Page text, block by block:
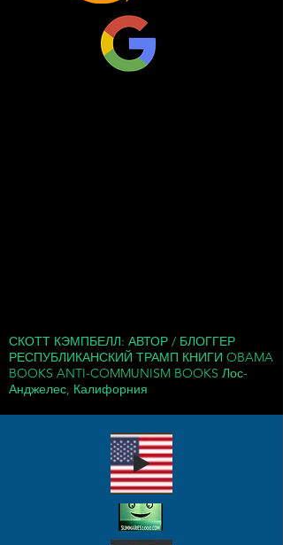
СКОТТ КЭМПБЕЛЛ: АВТОР / БЛОГГЕР
РЕСПУБЛИКАНСКИЙ ТРАМП КНИГИ OBAMA
BOOKS ANTI-COMMUNISM BOOKS Лос-
Анджелес, Калифорния